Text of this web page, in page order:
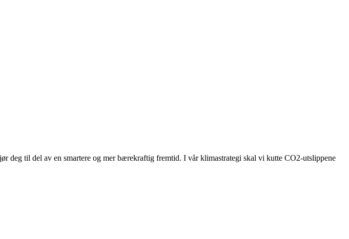
deg til del av en smartere og mer bærekraftig fremtid. I vår klimastrategi skal vi kutte CO2-utslippene